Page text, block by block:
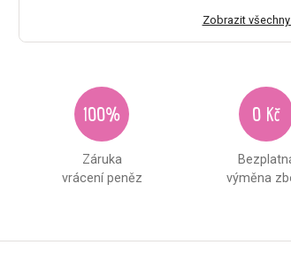
Zobrazit
100%
Záruka
vrácení peněz
0 Kč
výměna